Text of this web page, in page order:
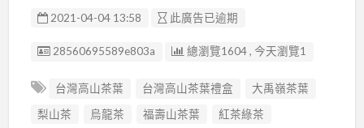
2021-04-04 13:58 此廣告已逾期
廣告编號
28560695589e803a 總瀏覽1604 , 今天瀏覽1
台灣高山茶葉 台灣高山茶葉禮盒
大禹嶺茶葉
梨山茶
烏龍茶 福壽山茶葉
紅茶綠茶